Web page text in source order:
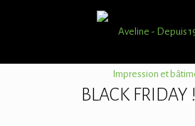
BLACK FRIDAY !